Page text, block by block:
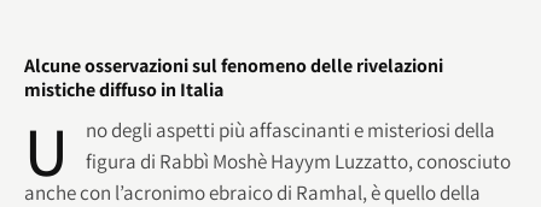
Alcune osservazioni sul fenomeno delle rivelazioni
mistiche diffuso in Italia
U
no degli aspetti più affascinanti e misteriosi della
figura di Rabbì Moshè Hayym Luzzatto, conosciuto
anche con l’acronimo ebraico di Ramhal, è quello della